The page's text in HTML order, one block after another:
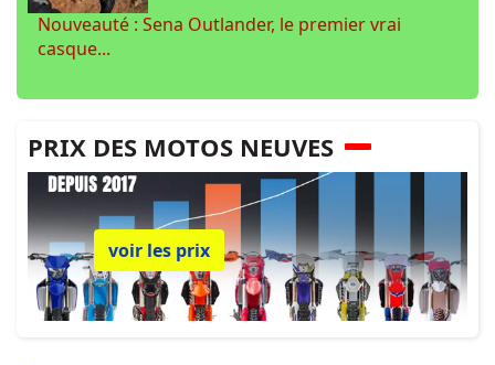
Nouveauté : Sena Outlander, le premier vrai
casque...
PRIX DES MOTOS NEUVES
voir les prix